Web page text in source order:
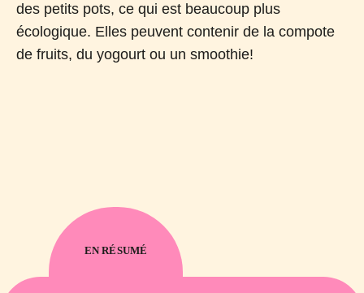
des petits pots, ce qui est beaucoup plus
écologique. Elles peuvent contenir de la compote
de fruits, du yogourt ou un smoothie!
EN RÉSUMÉ